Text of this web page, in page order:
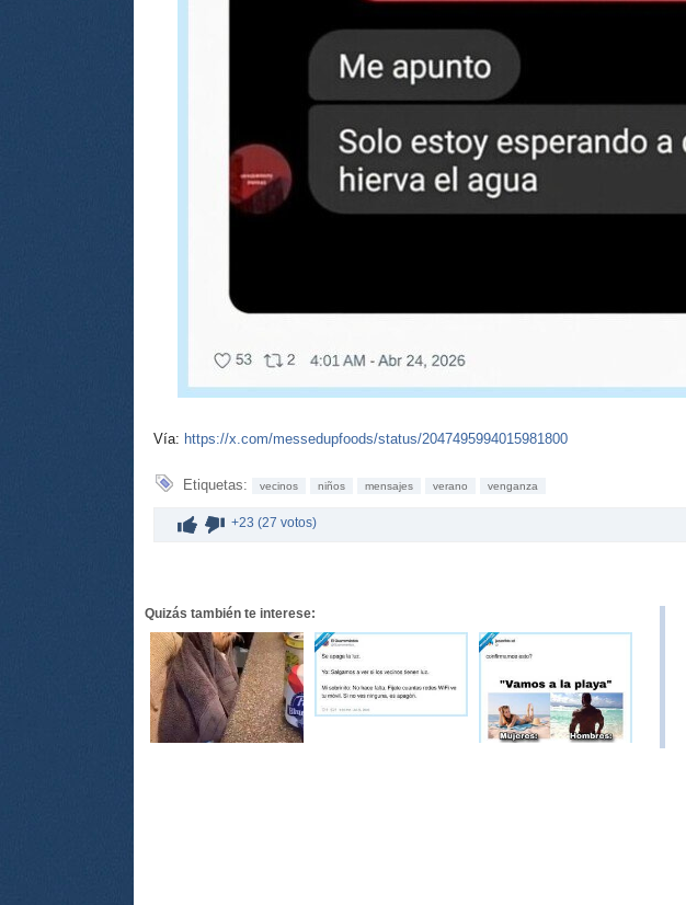
Vía: https://x.com/messedupfoods/status/2047495994015981800
Etiquetas: vecinos niños mensajes verano venganza
+23 (27 votos)
Quizás también te interese: